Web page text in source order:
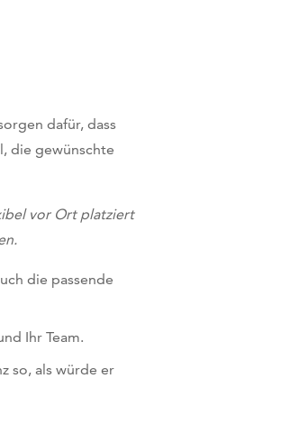
dafür, dass
die gewünschte
vor Ort platziert
die passende
Ihr Team.
so, als würde er